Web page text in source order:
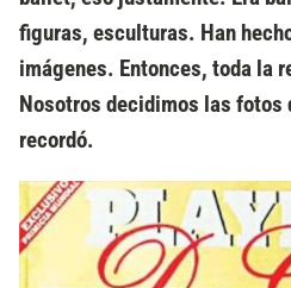
figuras, esculturas. Han
imágenes. Entonces, toda la
Nosotros decidimos las fotos
recordó.